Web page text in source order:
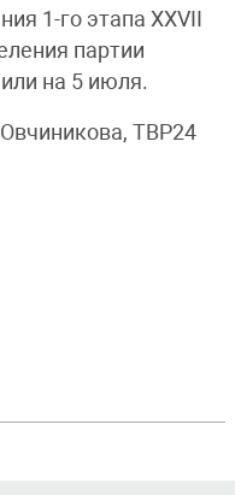
1-го этапа XXVII
партии
на 5 июля.
ТВР24